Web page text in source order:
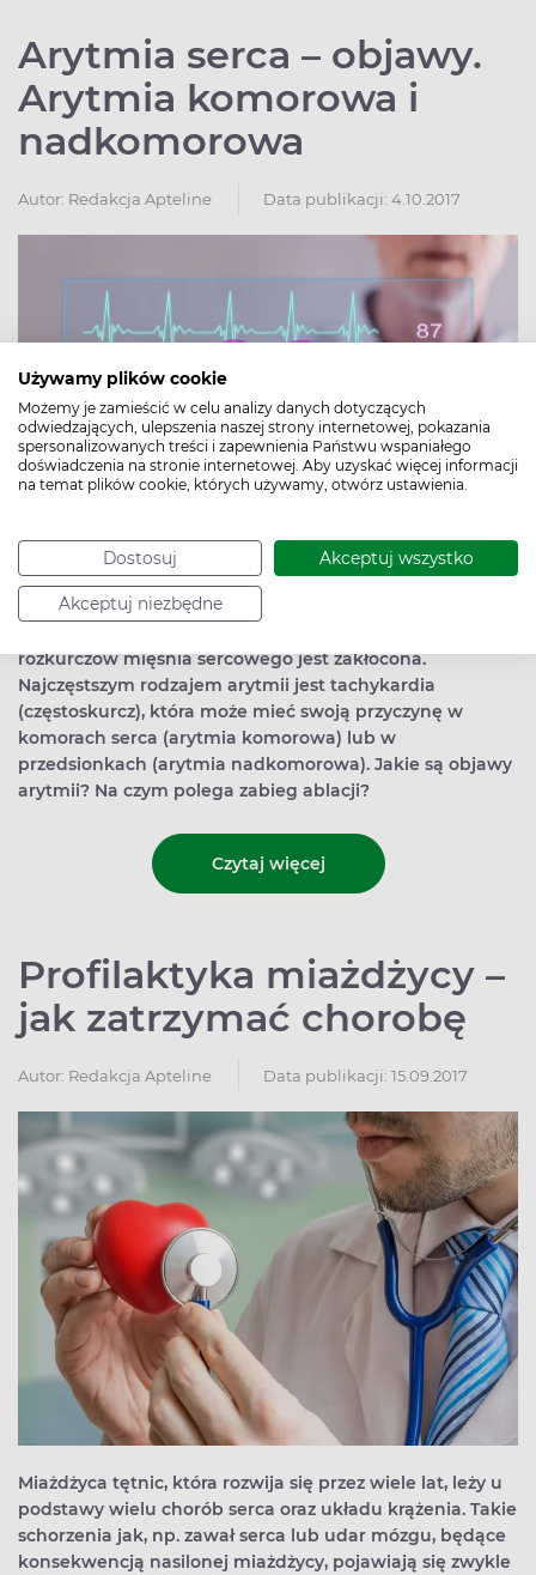
Używamy plików cookie
Możemy je zamieścić w celu analizy danych dotyczących
odwiedzających, ulepszenia naszej strony internetowej, pokazania
spersonalizowanych treści i zapewnienia Państwu wspaniałego
doświadczenia na stronie internetowej. Aby uzyskać więcej informacji
na temat plików cookie, których używamy, otwórz ustawienia.
Dostosuj Akceptuj wszystko
Akceptuj niezbędne
Arytmia serca – objawy.
Arytmia komorowa i
nadkomorowa
Autor: Redakcja Apteline Data publikacji: 4.10.2017
Arytmia (zaburzenia rytmu serca) rozpoznawana są
rozkurczów mięśnia sercowego jest zakłócona.
Najczęstszym rodzajem arytmii jest tachykardia
(częstoskurcz), która może mieć swoją przyczynę w
komorach serca (arytmia komorowa) lub w
przedsionkach (arytmia nadkomorowa). Jakie są objawy
arytmii? Na czym polega zabieg ablacji?
Czytaj więcej
Profilaktyka miażdżycy –
jak zatrzymać chorobę
Autor: Redakcja Apteline Data publikacji: 15.09.2017
Miażdżyca tętnic, która rozwija się przez wiele lat, leży u
podstawy wielu chorób serca oraz układu krążenia. Takie
schorzenia jak, np. zawał serca lub udar mózgu, będące
konsekwencją nasilonej miażdżycy, pojawiają się zwykle